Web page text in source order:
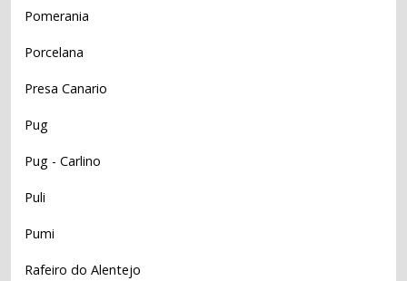
Pomerania
Porcelana
Presa Canario
Pug
Pug - Carlino
Puli
Pumi
Rafeiro do Alentejo